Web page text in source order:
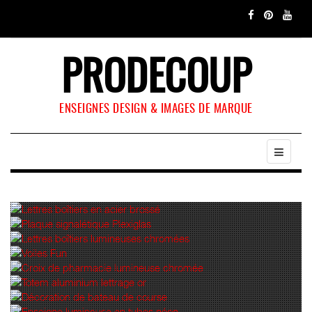
PRODECOUP
ENSEIGNES DESIGN & IMAGES DE MARQUE